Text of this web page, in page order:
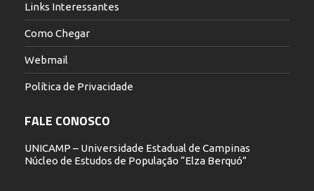
Links Interessantes
Como Chegar
Webmail
Política de Privacidade
FALE CONOSCO
UNICAMP – Universidade Estadual de Campinas
Núcleo de Estudos de População “Elza Berquó”